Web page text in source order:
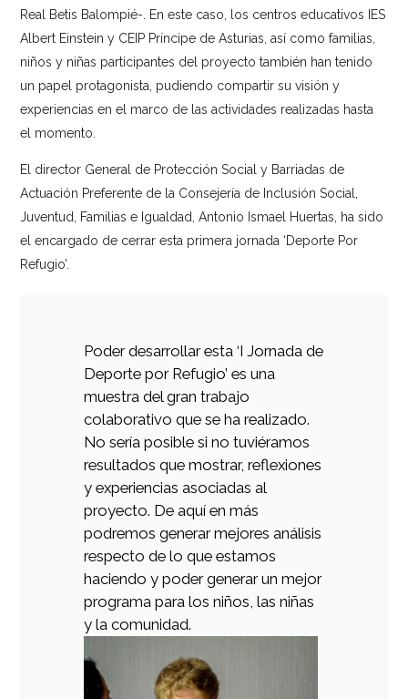
Real Betis Balompié-. En este caso, los centros educativos IES
Albert Einstein y CEIP Príncipe de Asturias, así como familias,
niños y niñas participantes del proyecto también han tenido
un papel protagonista, pudiendo compartir su visión y
experiencias en el marco de las actividades realizadas hasta
el momento.
El director General de Protección Social y Barriadas de
Actuación Preferente de la Consejería de Inclusión Social,
Juventud, Familias e Igualdad, Antonio Ismael Huertas, ha sido
el encargado de cerrar esta primera jornada ‘Deporte Por
Refugio’.
Poder desarrollar esta ‘I Jornada de
Deporte por Refugio’ es una
muestra del gran trabajo
colaborativo que se ha realizado.
No sería posible si no tuviéramos
resultados que mostrar, reflexiones
y experiencias asociadas al
proyecto. De aquí en más
podremos generar mejores análisis
respecto de lo que estamos
haciendo y poder generar un mejor
programa para los niños, las niñas
y la comunidad.